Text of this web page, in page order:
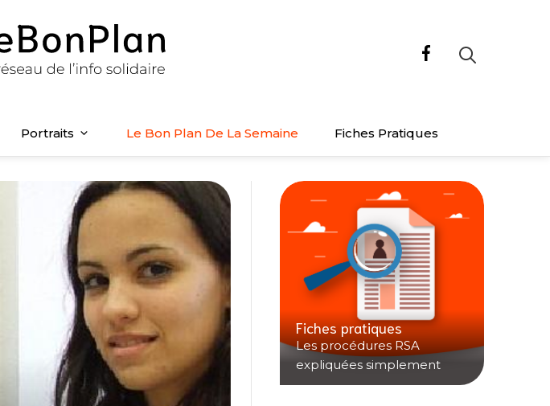
Portraits Le Bon Plan De La Semaine Fiches Pratiques
Fiches pratiques
Les procédures RSA
expliquées simplement